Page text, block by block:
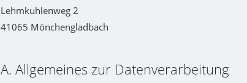
Lehmkuhlenweg 2
41065 Mönchengladbach
A. Allgemeines zur Datenverarbeitung